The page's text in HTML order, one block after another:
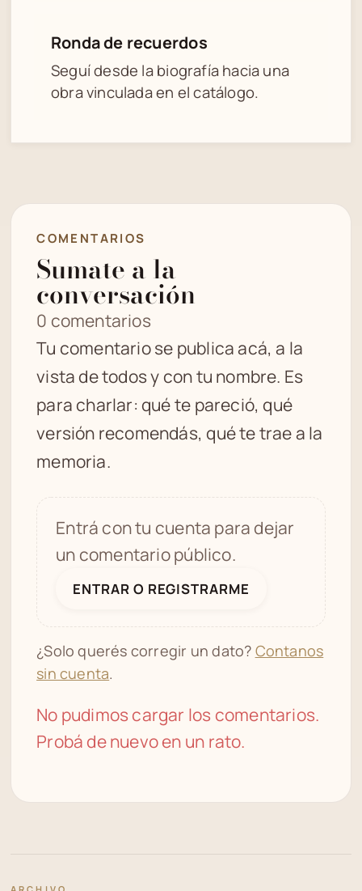
Ronda de recuerdos
Seguí desde la biografía hacia una
obra vinculada en el catálogo.
COMENTARIOS
Sumate a la
conversación
0 comentarios
Tu comentario se publica acá, a la
vista de todos y con tu nombre. Es
para charlar: qué te pareció, qué
versión recomendás, qué te trae a la
memoria.
Entrá con tu cuenta para dejar
un comentario público.
ENTRAR O REGISTRARME
¿Solo querés corregir un dato? Contanos
sin cuenta.
No pudimos cargar los comentarios.
Probá de nuevo en un rato.
ARCHIVO